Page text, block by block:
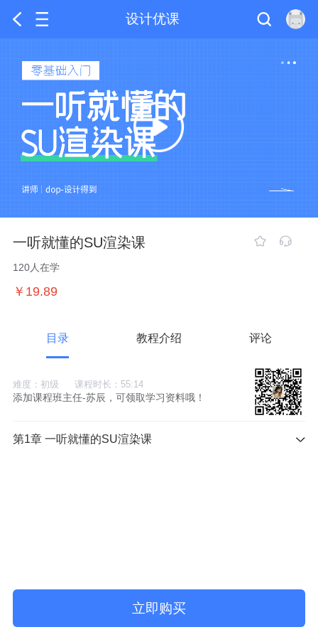
设计优课
一听就懂的SU渲染课
120人在学
￥19.89
目录 教程介绍 评论
难度：初级 课程时长：55:14
添加课程班主任-苏辰，可领取学习资料哦！
第1章 一听就懂的SU渲染课
立即购买